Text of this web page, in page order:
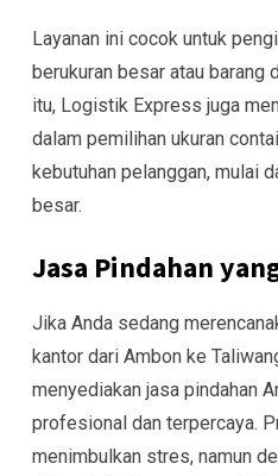
Layanan ini cocok untuk
berukuran besar atau barang
itu, Logistik Express juga
dalam pemilihan ukuran
kebutuhan pelanggan, mulai
besar.
Jasa Pindahan
Jika Anda sedang
kantor dari Ambon ke
menyediakan jasa pindahan
profesional dan terpercaya.
menimbulkan stres, namun